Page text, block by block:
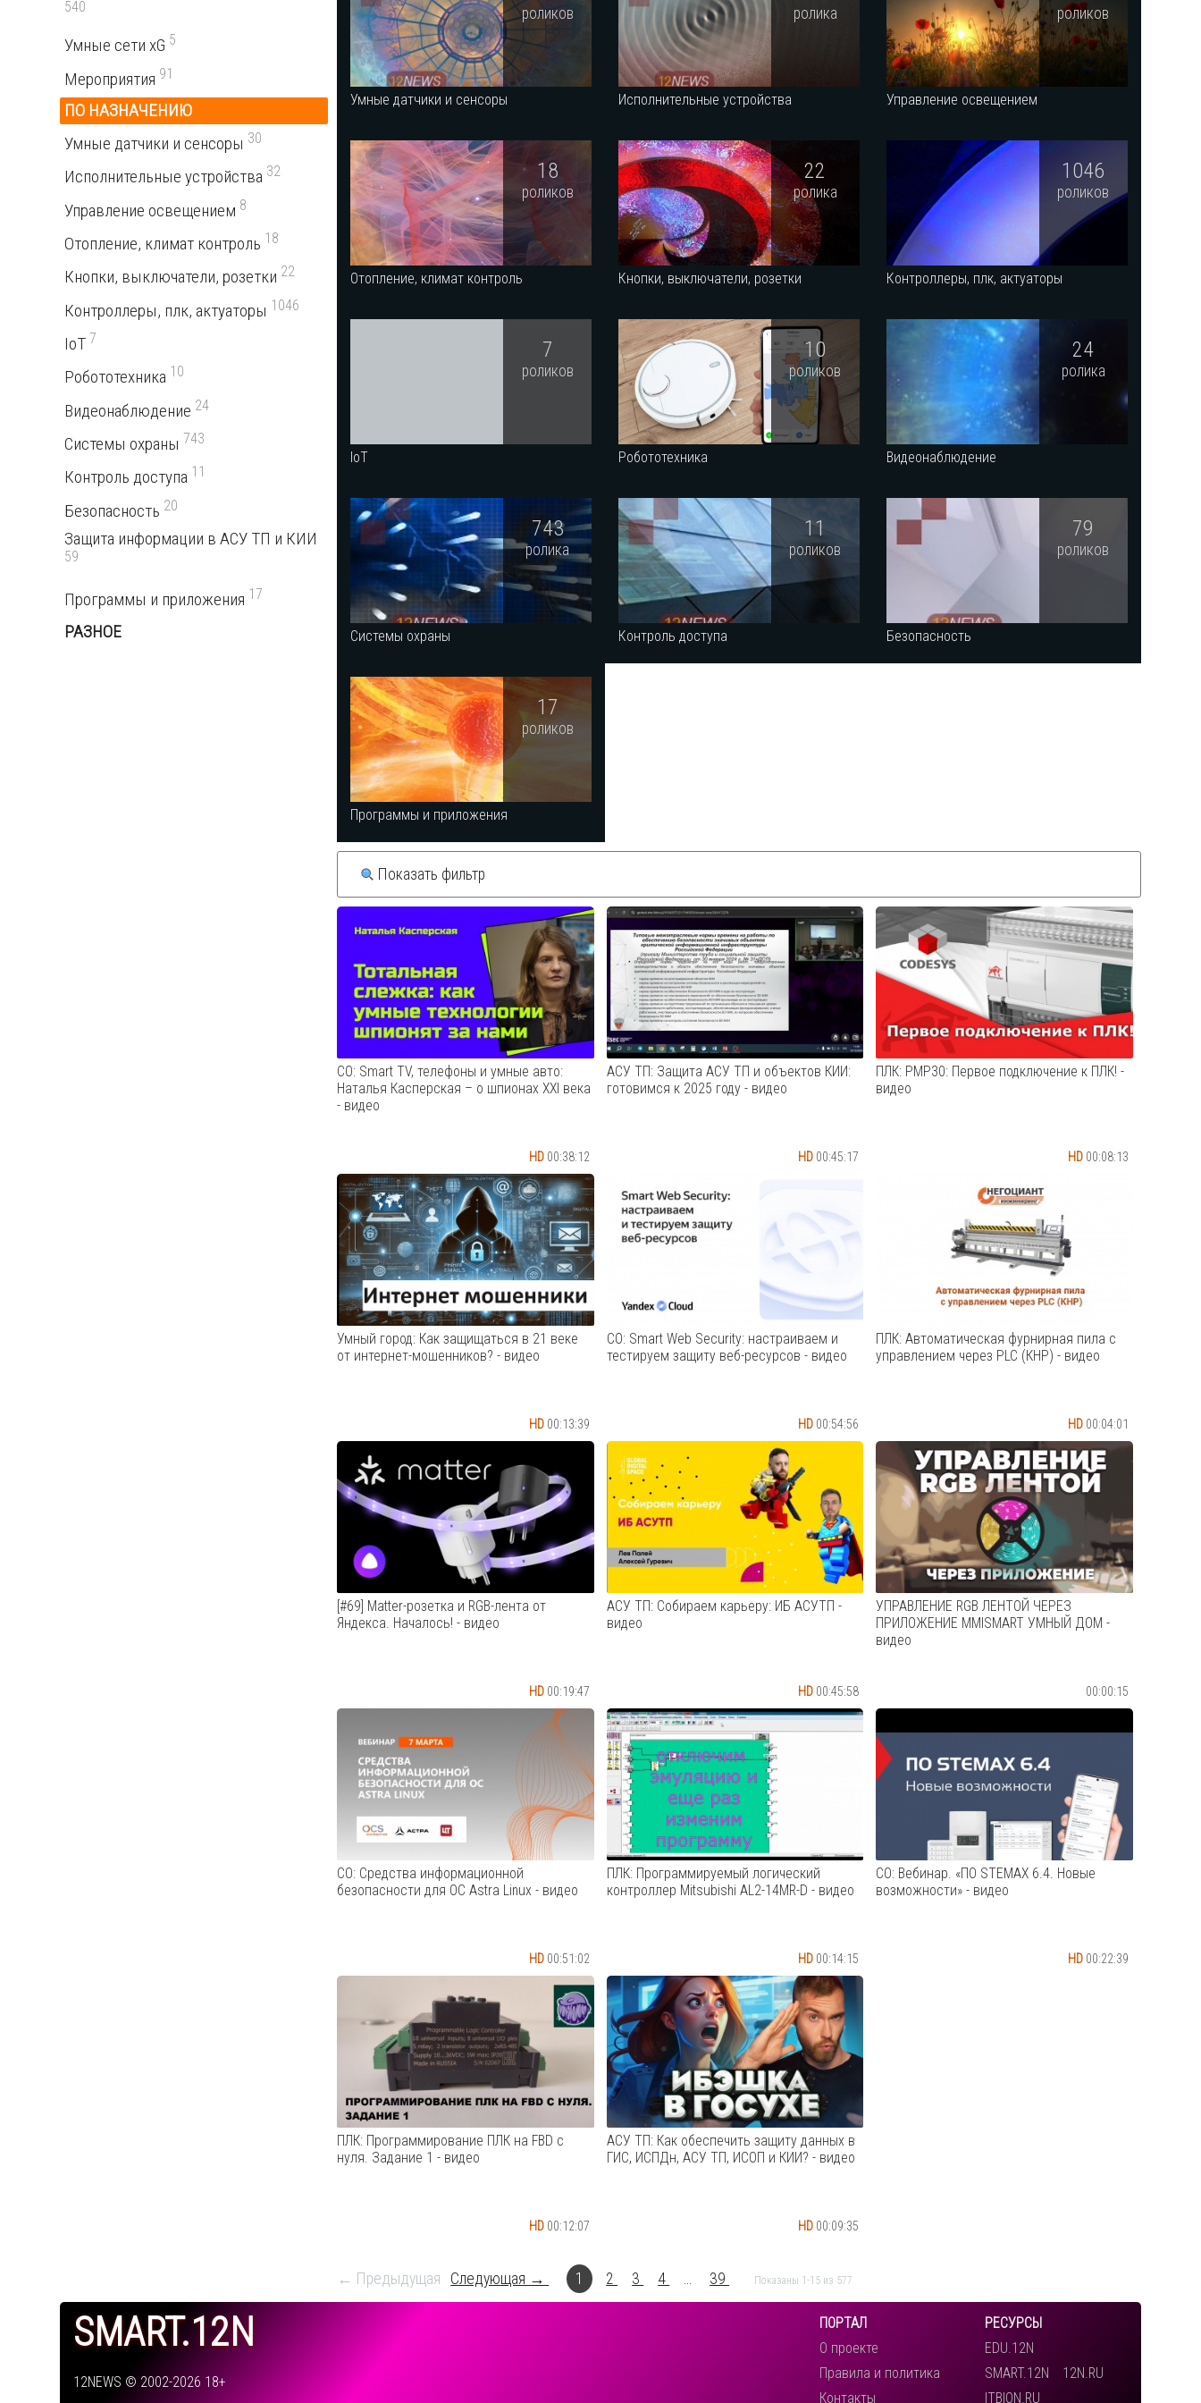
роликов
Умные датчики и сенсоры
ролика
Исполнительные устройства
роликов
Управление освещением
18
роликов
Отопление, климат контроль
22
ролика
Кнопки, выключатели, розетки
1046
роликов
Контроллеры, плк, актуаторы
7
роликов
IoT
10
роликов
Робототехника
24
ролика
Видеонаблюдение
743
ролика
Системы охраны
11
роликов
Контроль доступа
79
роликов
Безопасность
17
роликов
Программы и приложения
Показать фильтр
HD 00:38:12
СО: Smart TV, телефоны и умные авто:
Наталья Касперская – о шпионах XXI века
- видео
#касперская #infowatch
#инфобезопасность В 2023 году в мире
было зафиксировано около 40 млрд
случаев утечки персональных данных,
что в пять раз превышает население
Земли, рассказала в эксклюзивном
интервью президент группы компаний
InfoWatc...
Cмотреть видео
HD 00:45:17
АСУ ТП: Защита АСУ ТП и объектов КИИ:
готовимся к 2025 году - видео
ФСТЭК России Торбенко Е.Б.
Cмотреть видео
HD 00:08:13
ПЛК: PMP30: Первое подключение к ПЛК! -
видео
Короткое обучающее видео по
установке Codesys и первому
подключению к ПЛК PROMPOWER
PMP30. 00:00 Вступление 01:06
Установка 02:26 Настройка окружения
06:28 Подключение к ПЛК Ссылка на
скачивание Codesys:
https://store.codesys.com/ Версия...
Cмотреть видео
HD 00:13:39
Умный город: Как защищаться в 21 веке
от интернет-мошенников? - видео
Цифровизация в нашей стране
стремительно набирает обороты. В
формат «онлайн» уходят многие
сервисы. Как скоро мы уйдем от
бумажных носителей к цифровым? Как
повлияла пандемия на развитие
дистанционных услуг? И что
предпринимают в Государств...
Cмотреть видео
HD 00:54:56
СО: Smart Web Security: настраиваем и
тестируем защиту веб-ресурсов - видео
Мы показали: * архитектуру сервиса; *
настройку профиля безопасности; *
настройку WAF — Web Application
Firewall, который обеспечивает
обнаружение и блокировку атак на
веб-приложения; * настройку ARL —
Advanced Rate Limiter, который поз...
Cмотреть видео
HD 00:04:01
ПЛК: Автоматическая фурнирная пила с
управлением через PLC (КНР) - видео
Автоматическая фурнирная пила с
управлением через PLC (КНР)
Cмотреть видео
HD 00:19:47
[#69] Matter-розетка и RGB-лента от
Яндекса. Началось! - видео
Первые сертифицированные Matter
over WiFi устройства на нашем рынке
от российского производителя –
популярные розетка и RGB-лента. Мы с
вами наблюдаем самое начало
расцвета нового протокола, который,
судя по всему, станет единым и
массовым....
Cмотреть видео
HD 00:45:58
АСУ ТП: Собираем карьеру: ИБ АСУТП -
видео
Что делать если Вы молодой
специалист, хотите в ИБ, но теряетесь
в направлениях? - Как выбрать
специализацию ИБ по душе и не
прогадать? - От чего зависит успешное
развитие в каждом направлении ИБ?
Эти и другие вопросы мы будем
рассматривать ...
Cмотреть видео
00:00:15
УПРАВЛЕНИЕ RGB ЛЕНТОЙ ЧЕРЕЗ
ПРИЛОЖЕНИЕ MMISMART УМНЫЙ ДОМ -
видео
расскажем и покажем вам, как легко и
удобно управлять RGB лентой в вашем
умном доме через наше специальное
приложение от MiMiSmart.- Настройка
световых эффектов и цвета на RGB
ленте. - Удобное управление...
Cмотреть видео
HD 00:51:02
СО: Средства информационной
безопасности для ОС Astra Linux - видео
«Цифровые технологии». Вебинар
посвящён теме обеспечения
безопасности контура средствами ОС
Astra Linux. Спикеры рассказали о
настройке рабочего места для
электронной подписи и безопасного
обмена документами н...
Cмотреть видео
HD 00:14:15
ПЛК: Программируемый логический
контроллер Mitsubishi AL2-14MR-D - видео
Программируемый логический
контроллер Mitsubishi AL2-10MR-D (ПЛК)
Расширьте свои системы управления с
точностью и надежностью
Программируемый логический
контроллер Mitsubishi AL2-10MR-D (PLC)
является вершиной передовой
промышленной автома...
Cмотреть видео
HD 00:22:39
СО: Вебинар. «ПО STEMAX 6.4. Новые
возможности» - видео
HD 00:12:07
ПЛК: Программирование ПЛК на FBD с
нуля. Задание 1 - видео
аварийной сигнализации от 1 из 5 до 5
из 5 с переменной уставкой
количеством аварийных событий. В
HD 00:09:35
АСУ ТП: Как обеспечить защиту данных в
ГИС, ИСПДн, АСУ ТП, ИСОП и КИИ? - видео
персональных данных (ИСПДн) в
России. Узнаем о требованиях
законодательства, обязанностях
регламентированные ФСТЭК, и узнаем
← Предыдущая Следующая → 1 2 3 4 39 Показаны 1-15 из 577
540
Умные сети xG 5
Мероприятия 91
ПО НАЗНАЧЕНИЮ
Умные датчики и сенсоры 30
Исполнительные устройства 32
Управление освещением 8
Отопление, климат контроль 18
Кнопки, выключатели, розетки 22
Контроллеры, плк, актуаторы 1046
IoT 7
Робототехника 10
Видеонаблюдение 24
Системы охраны 743
Контроль доступа 11
Безопасность 20
Защита информации в АСУ ТП и КИИ
59
Программы и приложения 17
РАЗНОЕ
SMART.12N
12NEWS © 2002-2026 18+
ПОРТАЛ
О проекте
Правила и политика
Контакты
РЕСУРСЫ
EDU.12N
SMART.12N
12N.RU
ITBION.RU